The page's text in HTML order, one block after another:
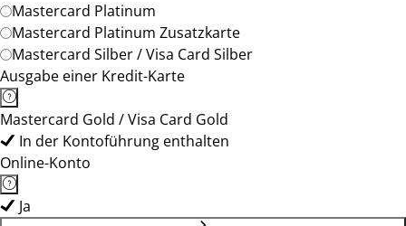
Mastercard Platinum
Mastercard Platinum Zusatzkarte
Mastercard Silber / Visa Card Silber
Ausgabe einer Kredit-Karte
Mastercard Gold / Visa Card Gold
In der Kontoführung enthalten
Online-Konto
Ja